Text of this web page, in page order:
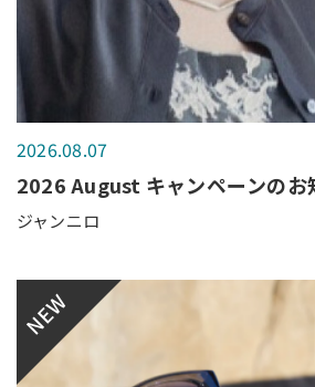
2026.08.07
2026 August キャンペーンのお
ジャンニロ
NEW